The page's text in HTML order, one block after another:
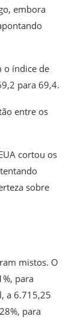
embora
o índice de
para 69,4.
entre os
cortou os
sobre
mistos. O
para
a 6.715,25
para